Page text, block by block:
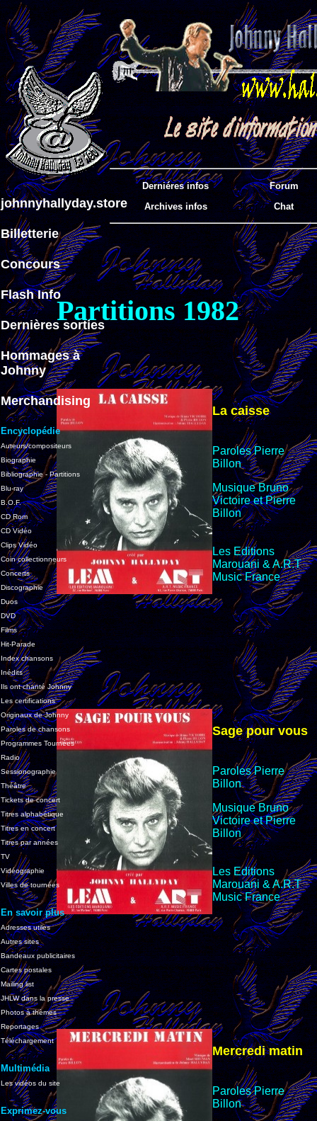
Derniéres infos
Forum
Archives infos
Chat
johnnyhallyday.store
Billetterie
Concours
Flash Info
Dernières sorties
Hommages à
Johnny
Merchandising
Encyclopédie
Auteurs/compositeurs
Biographie
Bibliographie - Partitions
Blu-ray
B.O.F.
CD Rom
CD Vidéo
Clips Vidéo
Coin collectionneurs
Concerts
Discographie
Duos
DVD
Films
Hit-Parade
Index chansons
Inédits
Ils ont chanté Johnny
Les certifications
Originaux de Johnny
Paroles de chansons
Programmes Tournées
Radio
Sessionographie
Théâtre
Tickets de concert
Titres alphabétique
Titres en concert
Titres par années
TV
Vidéographie
Villes de tournées
En savoir plus
Adresses utiles
Autres sites
Bandeaux publicitaires
Cartes postales
Mailing list
JHLW dans la presse
Photos à thèmes
Reportages
Téléchargement
Multimédia
Les vidéos du site
Exprimez-vous
Partitions 1982
La caisse
Paroles Pierre
Billon
Musique Bruno
Victoire et Pierre
Billon
Les Editions
Marouani & A.R.T
MusicFrance
Sage pour vous
Paroles Pierre
Billon
Musique Bruno
Victoire et Pierre
Billon
Les Editions
Marouani & A.R.T
MusicFrance
Mercredi matin
Paroles Pierre
Billon